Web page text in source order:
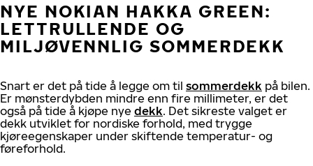
NYE NOKIAN HAKKA GREEN:
LETTRULLENDE OG
MILJØVENNLIG SOMMERDEKK
Snart er det på tide å legge om til sommerdekk på bilen.
Er mønsterdybden mindre enn fire millimeter, er det
også på tide å kjøpe nye dekk. Det sikreste valget er
dekk utviklet for nordiske forhold, med trygge
kjøreegenskaper under skiftende temperatur- og
føreforhold.